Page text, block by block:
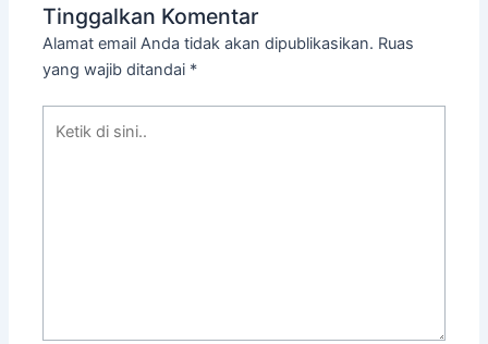
Tinggalkan Komentar
Alamat email Anda tidak akan dipublikasikan. Ruas
yang wajib ditandai *